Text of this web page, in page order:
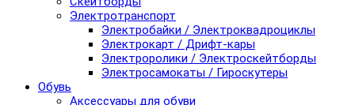
Электротранспорт
Электробайки / Электроквадроциклы
Электрокарт / Дрифт-кары
Электроролики / Электроскейтборды
Электросамокаты / Гироскутеры
Обувь
Аксессуары для обуви